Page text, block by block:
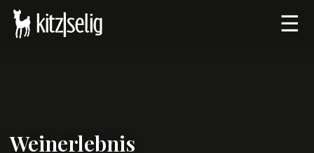
☰
Weinerlebnis